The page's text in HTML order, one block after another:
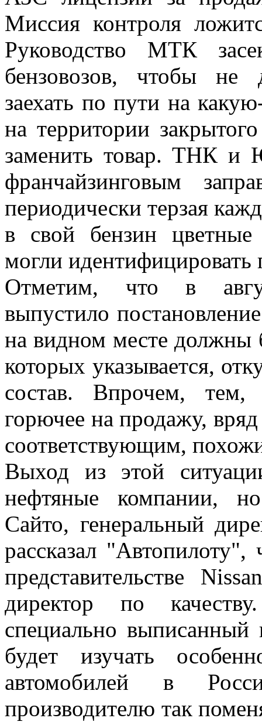
Миссия контроля
Руководство МТК
бензовозов, чтобы не
заехать по пути на
на территории
заменить товар. ТНК и
франчайзинговым
периодически терзая
в свой бензин
могли
Отметим, что в
выпустило
на видном месте должны
которых указывается,
состав. Впрочем, тем,
горючее на продажу, вряд
соответствующим,
Выход из этой
нефтяные компании,
Сайто, генеральный
рассказал
представительстве
директор по
специально выписанный
будет изучать
автомобилей в
производителю так